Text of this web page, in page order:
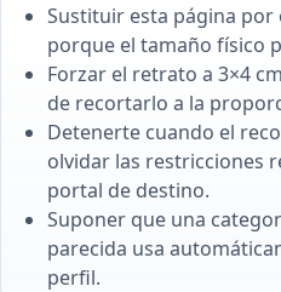
Sustituir esta página por
porque el tamaño físico
Forzar el retrato a 3×4
de recortarlo a la
Detenerte cuando el
olvidar las restricciones
portal de destino.
Suponer que una
parecida usa
perfil.